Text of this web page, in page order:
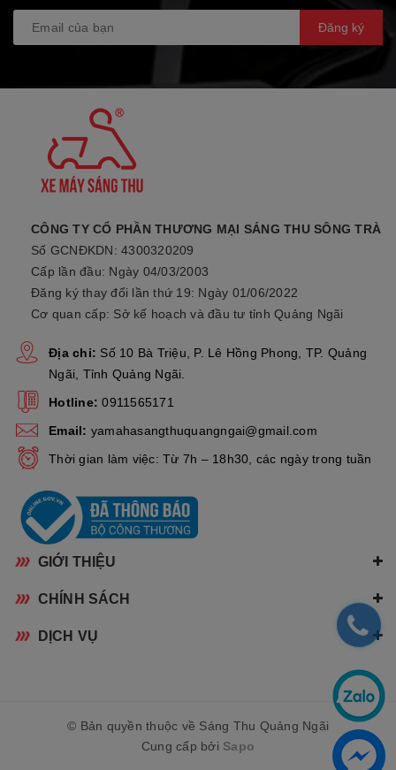
Đăng ký
CÔNG TY CỔ PHẦN THƯƠNG MẠI SÁNG THU SÔNG TRÀ
Số GCNĐKDN: 4300320209
Cấp lần đầu: Ngày 04/03/2003
Đăng ký thay đổi lần thứ 19: Ngày 01/06/2022
Cơ quan cấp: Sở kế hoạch và đầu tư tỉnh Quảng Ngãi
Địa chỉ: Số 10 Bà Triệu, P. Lê Hồng Phong, TP. Quảng
Ngãi, Tỉnh Quảng Ngãi.
Hotline: 0911565171
Email: yamahasangthuquangngai@gmail.com
Thời gian làm việc: Từ 7h – 18h30, các ngày trong tuần
GIỚI THIỆU
CHÍNH SÁCH
DỊCH VỤ
© Bản quyền thuộc về Sáng Thu Quảng Ngãi
Cung cấp bởi Sapo